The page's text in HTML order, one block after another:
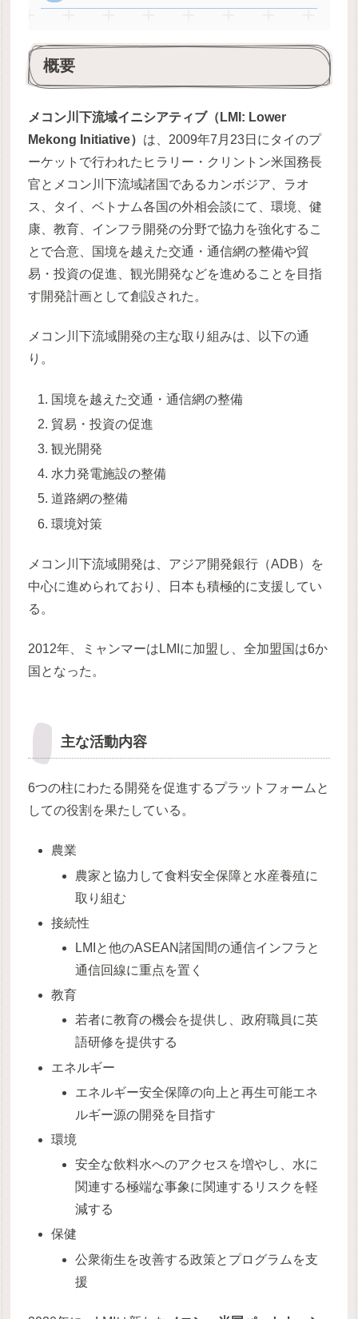
概要
メコン川下流域イニシアティブ（LMI: Lower
Mekong Initiative） は、2009年7月23日にタイのプ
ーケットで行われたヒラリー・クリントン米国務長
官とメコン川下流域諸国であるカンボジア、ラオ
ス、タイ、ベトナム各国の外相会談にて、環境、健
康、教育、インフラ開発の分野で協力を強化するこ
とで合意、国境を越えた交通・通信網の整備や貿
易・投資の促進、観光開発などを進めることを目指
す開発計画として創設された。
メコン川下流域開発の主な取り組みは、以下の通
り。
国境を越えた交通・通信網の整備
貿易・投資の促進
観光開発
水力発電施設の整備
道路網の整備
環境対策
メコン川下流域開発は、アジア開発銀行（ADB）を
中心に進められており、日本も積極的に支援してい
る。
2012年、ミャンマーはLMIに加盟し、全加盟国は6か
国となった。
主な活動内容
6つの柱にわたる開発を促進するプラットフォームと
しての役割を果たしている。
農業
農家と協力して食料安全保障と水産養殖に
取り組む
接続性
LMIと他のASEAN諸国間の通信インフラと
通信回線に重点を置く
教育
若者に教育の機会を提供し、政府職員に英
語研修を提供する
エネルギー
エネルギー安全保障の向上と再生可能エネ
ルギー源の開発を目指す
環境
安全な飲料水へのアクセスを増やし、水に
関連する極端な事象に関連するリスクを軽
減する
保健
公衆衛生を改善する政策とプログラムを支
援